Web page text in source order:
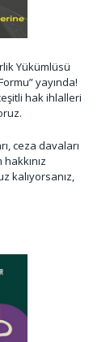
Yükümlüsü
yayında!
hak ihlalleri
ceza davaları
kalıyorsanız,